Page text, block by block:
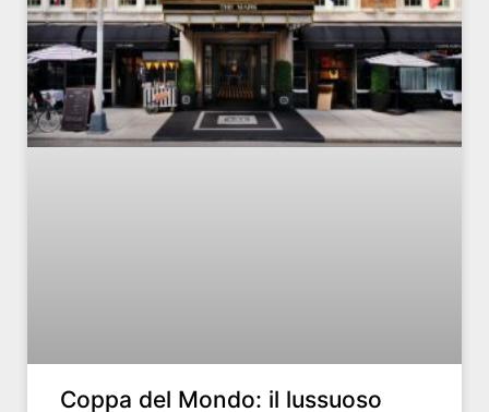
Coppa del Mondo: il lussuoso